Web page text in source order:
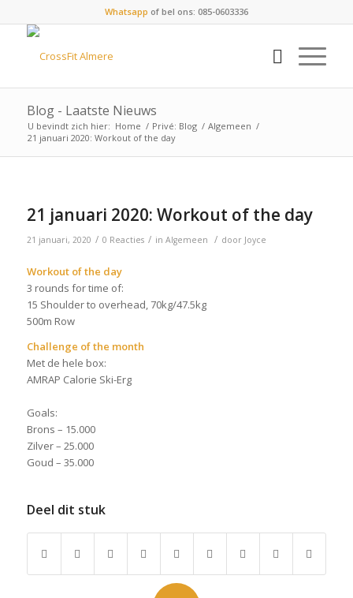
Whatsapp of bel ons: 085-0603336
Blog - Laatste Nieuws
U bevindt zich hier: Home / Privé: Blog / Algemeen /
21 januari 2020: Workout of the day
21 januari 2020: Workout of the day
21 januari, 2020 / 0 Reacties / in Algemeen / door Joyce
Workout of the day
3 rounds for time of:
15 Shoulder to overhead, 70kg/47.5kg
500m Row
Challenge of the month
Met de hele box:
AMRAP Calorie Ski-Erg
Goals:
Brons – 15.000
Zilver – 25.000
Goud – 35.000
Deel dit stuk